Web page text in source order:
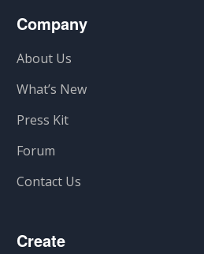
Company
About Us
What’s New
Press Kit
Forum
Contact Us
Create